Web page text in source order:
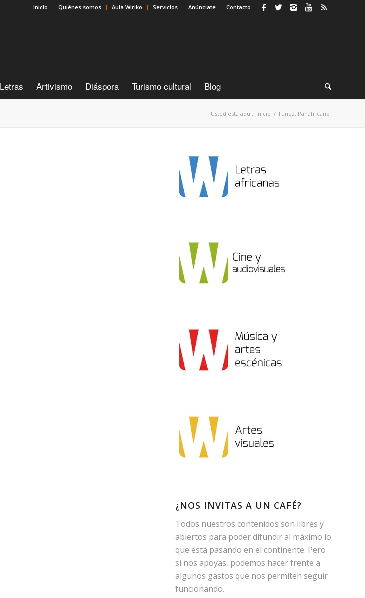
Inicio Quiénes somos Aula Wiriko Servicios Anúnciate Contacto
Letras Artivismo Diáspora Turismo cultural Blog
Usted está aquí: Inicio / Túnez. Panafricano
¿NOS INVITAS A UN CAFÉ?
Todos nuestros contenidos son libres y
abiertos para poder difundir al máximo lo
que está pasando en el continente. Pero
si nos apoyas, podemos hacer frente a
algunos gastos que nos permiten seguir
funcionando.